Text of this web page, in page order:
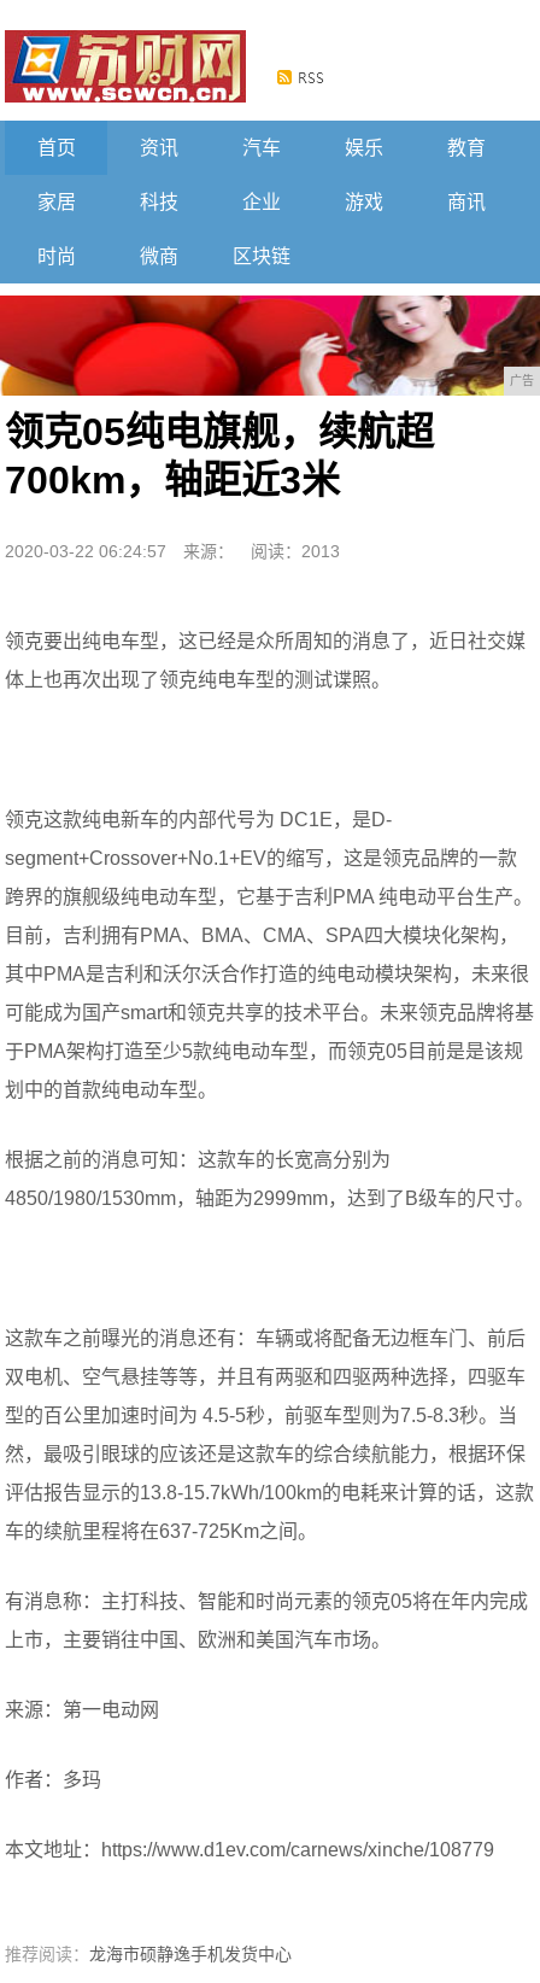
首页 资讯 汽车 娱乐 教育
家居 科技 企业 游戏 商讯
时尚 微商 区块链
广告
领克05纯电旗舰，续航超
700km，轴距近3米
2020-03-22 06:24:57 来源： 阅读：2013
领克要出纯电车型，这已经是众所周知的消息了，近日社交媒
体上也再次出现了领克纯电车型的测试谍照。
领克这款纯电新车的内部代号为 DC1E，是D-
segment+Crossover+No.1+EV的缩写，这是领克品牌的一款
跨界的旗舰级纯电动车型，它基于吉利PMA 纯电动平台生产。
目前，吉利拥有PMA、BMA、CMA、SPA四大模块化架构，
其中PMA是吉利和沃尔沃合作打造的纯电动模块架构，未来很
可能成为国产smart和领克共享的技术平台。未来领克品牌将基
于PMA架构打造至少5款纯电动车型，而领克05目前是是该规
划中的首款纯电动车型。
根据之前的消息可知：这款车的长宽高分别为
4850/1980/1530mm，轴距为2999mm，达到了B级车的尺寸。
这款车之前曝光的消息还有：车辆或将配备无边框车门、前后
双电机、空气悬挂等等，并且有两驱和四驱两种选择，四驱车
型的百公里加速时间为 4.5-5秒，前驱车型则为7.5-8.3秒。当
然，最吸引眼球的应该还是这款车的综合续航能力，根据环保
评估报告显示的13.8-15.7kWh/100km的电耗来计算的话，这款
车的续航里程将在637-725Km之间。
有消息称：主打科技、智能和时尚元素的领克05将在年内完成
上市，主要销往中国、欧洲和美国汽车市场。
来源：第一电动网
作者：多玛
本文地址：https://www.d1ev.com/carnews/xinche/108779
推荐阅读：龙海市硕静逸手机发货中心